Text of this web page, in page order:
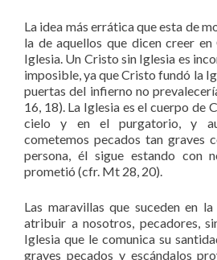
La idea más errática que esta de
la de aquellos que dicen creer
Iglesia. Un Cristo sin Iglesia es
imposible, ya que Cristo fundó la
puertas del infierno no
16, 18). La Iglesia es el cuerpo de
cielo y en el purgatorio, y
cometemos pecados tan graves
persona, él sigue estando con
prometió (cfr. Mt 28, 20).
Las maravillas que suceden en
atribuir a nosotros, pecadores,
Iglesia que le comunica su
graves pecados y escándalos